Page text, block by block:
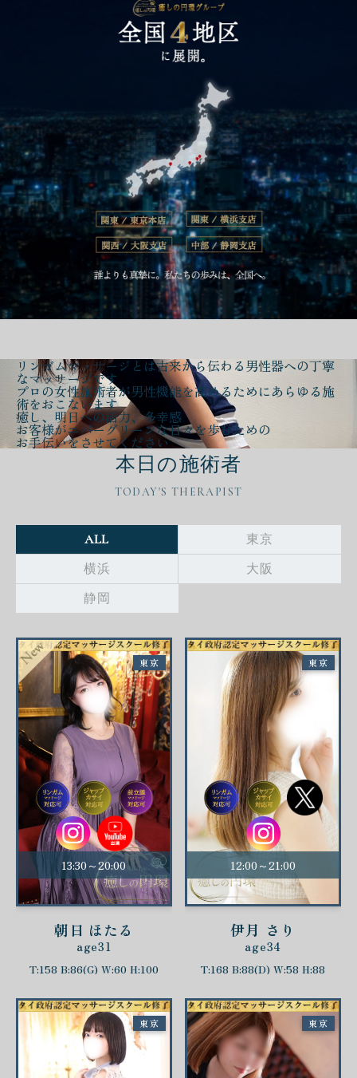
リンガムマッサージとは古来から伝わる男性器への丁寧
なマッサージです
プロの女性施術者が男性機能を高める ためにあらゆる施
術をおこないます
癒し、明日への活力、多幸感
お客様がエバーグリーンな日々を歩むための
お手伝いをさせてください
本日の施術者
TODAY'S THERAPIST
ALL
東京
横浜
大阪
静岡
13:30～20:00
朝日 ほたる
age31
T:158 B:86(G) W:60 H:100
東京
12:00～21:00
伊月 さり
age34
T:168 B:88(D) W:58 H:88
東京
東京 東京